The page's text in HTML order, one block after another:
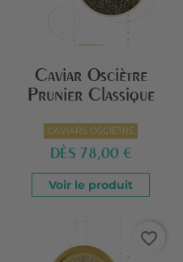
Caviar Osciètre
Prunier Classique
CAVIARS OSCIÈTRE
DÈS 78,00 €
Voir le produit
favorite_border